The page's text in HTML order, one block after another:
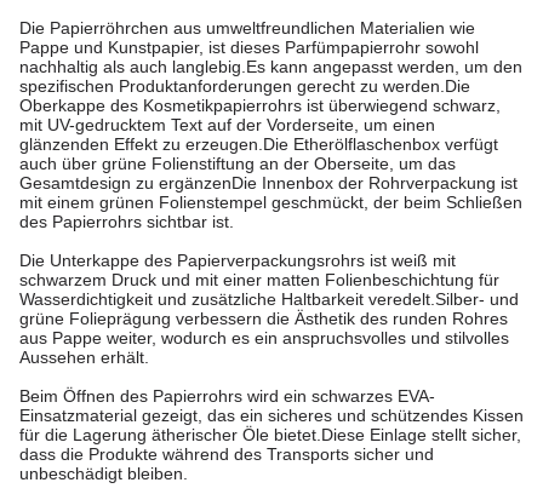
Die Papierröhrchen aus umweltfreundlichen Materialien wie
Pappe und Kunstpapier, ist dieses Parfümpapierrohr sowohl
nachhaltig als auch langlebig.Es kann angepasst werden, um den
spezifischen Produktanforderungen gerecht zu werden.Die
Oberkappe des Kosmetikpapierrohrs ist überwiegend schwarz,
mit UV-gedrucktem Text auf der Vorderseite, um einen
glänzenden Effekt zu erzeugen.Die Etherölflaschenbox verfügt
auch über grüne Folienstiftung an der Oberseite, um das
Gesamtdesign zu ergänzenDie Innenbox der Rohrverpackung ist
mit einem grünen Folienstempel geschmückt, der beim Schließen
des Papierrohrs sichtbar ist.
Die Unterkappe des Papierverpackungsrohrs ist weiß mit
schwarzem Druck und mit einer matten Folienbeschichtung für
Wasserdichtigkeit und zusätzliche Haltbarkeit veredelt.Silber- und
grüne Folieprägung verbessern die Ästhetik des runden Rohres
aus Pappe weiter, wodurch es ein anspruchsvolles und stilvolles
Aussehen erhält.
Beim Öffnen des Papierrohrs wird ein schwarzes EVA-
Einsatzmaterial gezeigt, das ein sicheres und schützendes Kissen
für die Lagerung ätherischer Öle bietet.Diese Einlage stellt sicher,
dass die Produkte während des Transports sicher und
unbeschädigt bleiben.